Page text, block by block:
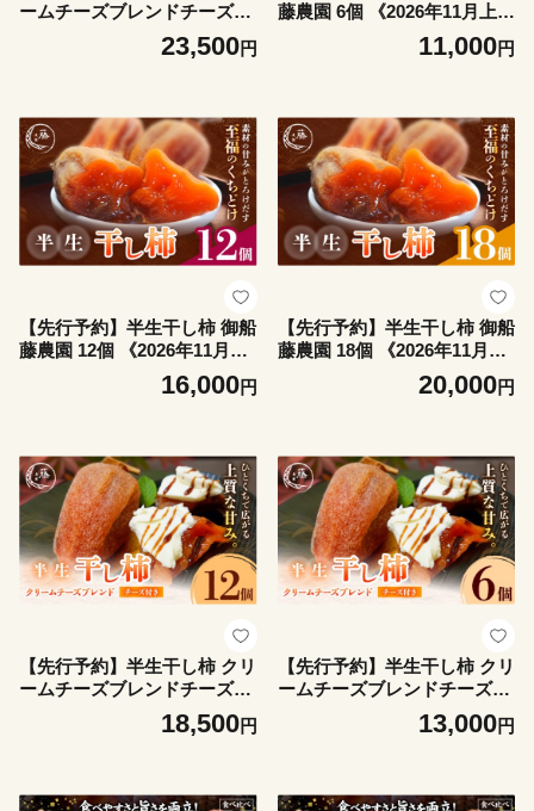
ームチーズブレンドチーズ付
き 18個 柿 果物 フルーツ か
き 高瀬柿 御船藤農園《2026
フルーツ 甘味 くだもの 和菓
子 熊本県産 おやつ スイーツ
23,500円
藤農園 6個 《2026年11月上
旬-2027年1月中旬頃出荷》熊
本県 御船町 柿 高瀬柿 果物
濃厚 おやつ スイーツ ギフト
送料無料
11,000円
【先行予約】半生干し柿 御船
藤農園 12個 《2026年11月上
旬-2027年1月中旬頃出荷》熊
本県 御船町 柿 高瀬柿 果物
濃厚 おやつ スイーツ ギフト
送料無料
16,000円
【先行予約】半生干し柿 御船
藤農園 18個 《2026年11月上
旬-2027年1月中旬頃出荷》熊
本県 御船町 柿 高瀬柿 果物
濃厚 おやつ スイーツ ギフト
送料無料
20,000円
【先行予約】半生干し柿 クリ
ームチーズブレンドチーズ付
き 12個 柿 果物 フルーツ か
き 高瀬柿 御船藤農園《2026
フルーツ 甘味 くだもの 和菓
18,500円
【先行予約】半生干し柿 クリ
ームチーズブレンドチーズ付
き 6個 柿 果物 フルーツ かき
高瀬柿 御船藤農園《2026年1
ルーツ 甘味 くだもの 和菓子
13,000円